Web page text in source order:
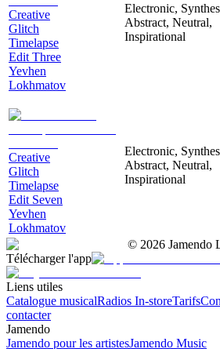
Creative
Glitch
Timelapse
Edit Three
Yevhen
Lokhmatov
Electronic,
Abstract, Neutral,
Inspirational
Creative
Glitch
Timelapse
Edit Seven
Yevhen
Lokhmatov
Electronic,
Abstract, Neutral,
Inspirational
© 2026 Jamendo
Télécharger l'app
Liens utiles
Catalogue musicalRadios In-storeTarifs
contacter
Jamendo
Jamendo pour les artistesJamendo Music